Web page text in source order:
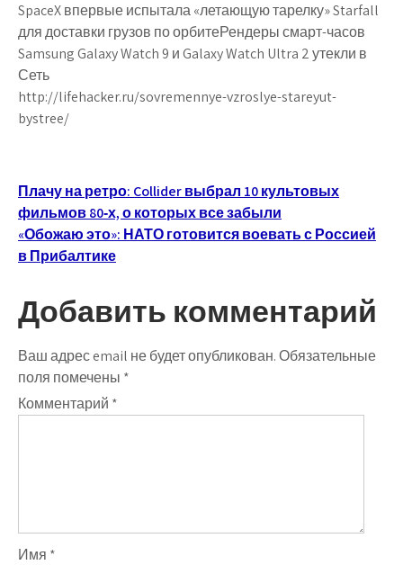
SpaceX впервые испытала «летающую тарелку» Starfall
для доставки грузов по орбитеРендеры смарт-часов
Samsung Galaxy Watch 9 и Galaxy Watch Ultra 2 утекли в
Сеть
http://lifehacker.ru/sovremennye-vzroslye-stareyut-
bystree/
Навигация
по
записям
Плачу на ретро: Collider выбрал 10 культовых
фильмов 80‑х, о которых все забыли
«Обожаю это»: НАТО готовится воевать с Россией
в Прибалтике
Добавить комментарий
Ваш адрес email не будет опубликован.Обязательные
поля помечены *
Комментарий *
Имя *